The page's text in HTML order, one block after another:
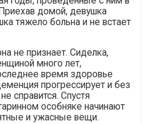
домой, девушка
тяжело больна и не встает
не признает. Сиделка,
много лет,
время здоровье
прогрессирует и без
справится. Спустя
особняке начинают
и ужасные вещи.